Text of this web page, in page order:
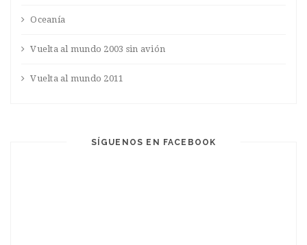
Oceanía
Vuelta al mundo 2003 sin avión
Vuelta al mundo 2011
SÍGUENOS EN FACEBOOK